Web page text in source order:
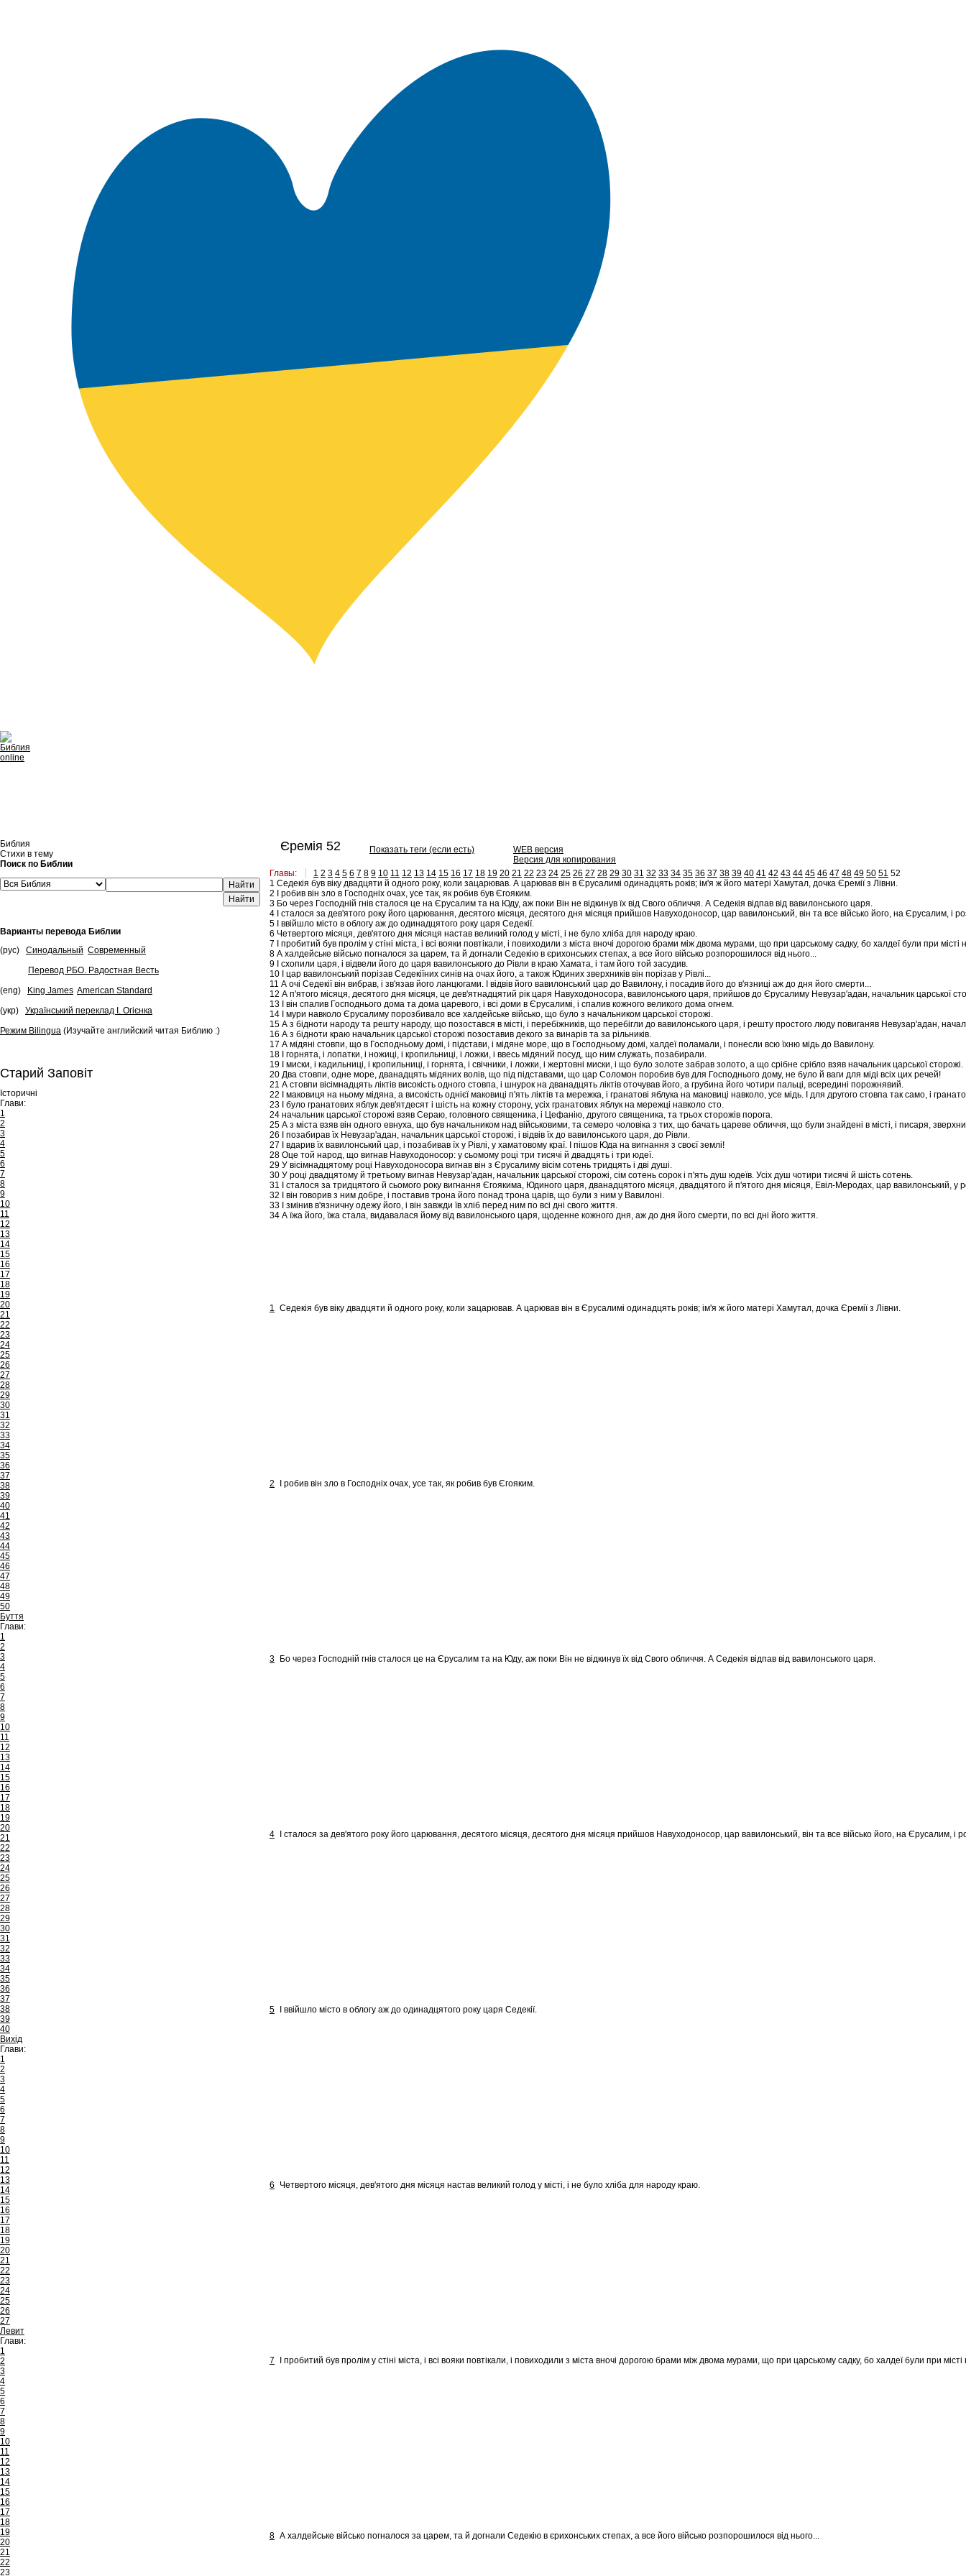
Библия
Стихи в тему
Поиск по Библии
Найти
Варианты перевода Библии
(рус)
Синодальный Современный
Перевод РБО. Радостная Весть
(eng)
King James American Standard
(укр)
Український переклад І. Огієнка
Режим Bilingua (Изучайте английский читая Библию :)
Старий Заповіт
Історичні
Глави:
1
2
3
4
5
6
7
8
9
10
11
12
13
14
15
16
17
18
19
20
21
22
23
24
25
26
27
28
29
30
31
32
33
34
35
36
37
38
39
40
41
42
43
44
45
46
47
48
49
50
Буття
Глави:
1
2
3
4
5
6
7
8
9
10
11
12
13
14
15
16
17
18
19
20
21
22
23
24
25
26
27
28
29
30
31
32
33
34
35
36
37
38
39
40
Вихід
Глави:
1
2
3
4
5
6
7
8
9
10
11
12
13
14
15
16
17
18
19
20
21
22
23
24
25
26
27
Левит
Глави:
1
2
3
4
5
6
7
8
9
10
11
12
13
14
15
16
17
18
19
20
21
22
23
Єремія 52 Показать теги (если есть)
WEB версия
Версия для копирования
Главы:
1 2 3 4 5 6 7 8 9 10 11 12 13 14 15 16 17 18 19 20 21 22 23 24 25 26 27 28 29 30 31 32 33 34 35 36 37 38 39 40 41 42 43 44 45 46 47 48 49 50 51 52
1 Седекія був віку двадцяти й одного року, коли зацарював. А царював він в Єрусалимі одинадцять років; ім'я ж його матері Хамутал, дочка Єремії з Лівни.
2 І робив він зло в Господніх очах, усе так, як робив був Єгояким.
3 Бо через Господній гнів сталося це на Єрусалим та на Юду, аж поки Він не відкинув їх від Свого обличчя. А Седекія відпав від вавилонського царя.
4 І сталося за дев'ятого року його царювання, десятого місяця, десятого дня місяця прийшов Навуходоносор, цар вавилонський, він та все військо його, на Єрусалим, і
5 І ввійшло місто в облогу аж до одинадцятого року царя Седекії.
6 Четвертого місяця, дев'ятого дня місяця настав великий голод у місті, і не було хліба для народу краю.
7 І пробитий був пролім у стіні міста, і всі вояки повтікали, і повиходили з міста вночі дорогою брами між двома мурами, що при царському садку, бо халдеї були при
8 А халдейське військо погналося за царем, та й догнали Седекію в єрихонських степах, а все його військо розпорошилося від нього...
9 І схопили царя, і відвели його до царя вавилонського до Рівли в краю Хамата, і там його той засудив.
10 І цар вавилонський порізав Седекіїних синів на очах його, а також Юдиних зверхників він порізав у Рівлі...
11 А очі Седекії він вибрав, і зв'язав його ланцюгами. І відвів його вавилонський цар до Вавилону, і посадив його до в'язниці аж до дня його смерти...
12 А п'ятого місяця, десятого дня місяця, це дев'ятнадцятий рік царя Навуходоносора, вавилонського царя, прийшов до Єрусалиму Невузар'адан, начальник царської
13 І він спалив Господнього дома та дома царевого, і всі доми в Єрусалимі, і спалив кожного великого дома огнем.
14 І мури навколо Єрусалиму порозбивало все халдейське військо, що було з начальником царської сторожі.
15 А з бідноти народу та решту народу, що позостався в місті, і перебіжників, що перебігли до вавилонського царя, і решту простого люду повиганяв Невузар'адан,
16 А з бідноти краю начальник царської сторожі позоставив декого за винарів та за рільників.
17 А мідяні стовпи, що в Господньому домі, і підстави, і мідяне море, що в Господньому домі, халдеї поламали, і понесли всю їхню мідь до Вавилону.
18 І горнята, і лопатки, і ножиці, і кропильниці, і ложки, і ввесь мідяний посуд, що ним служать, позабирали.
19 І миски, і кадильниці, і кропильниці, і горнята, і свічники, і ложки, і жертовні миски, і що було золоте забрав золото, а що срібне срібло взяв начальник царської сторожі.
20 Два стовпи, одне море, дванадцять мідяних волів, що під підставами, що цар Соломон поробив був для Господнього дому, не було й ваги для міді всіх цих речей!
21 А стовпи вісімнадцять ліктів високість одного стовпа, і шнурок на дванадцять ліктів оточував його, а грубина його чотири пальці, всередині порожнявий.
22 І маковиця на ньому мідяна, а високість однієї маковиці п'ять ліктів та мережка, і гранатові яблука на маковиці навколо, усе мідь. І для другого стовпа так само, і
23 І було гранатових яблук дев'ятдесят і шість на кожну сторону, усіх гранатових яблук на мережці навколо сто.
24 начальник царської сторожі взяв Сераю, головного священика, і Цефанію, другого священика, та трьох сторожів порога.
25 А з міста взяв він одного евнуха, що був начальником над військовими, та семеро чоловіка з тих, що бачать цареве обличчя, що були знайдені в місті, і писаря,
26 І позабирав їх Невузар'адан, начальник царської сторожі, і відвів їх до вавилонського царя, до Рівли.
27 І вдарив їх вавилонський цар, і позабивав їх у Рівлі, у хаматовому краї. І пішов Юда на вигнання з своєї землі!
28 Оце той народ, що вигнав Навуходоносор: у сьомому році три тисячі й двадцять і три юдеї.
29 У вісімнадцятому році Навуходоносора вигнав він з Єрусалиму вісім сотень тридцять і дві душі.
30 У році двадцятому й третьому вигнав Невузар'адан, начальник царської сторожі, сім сотень сорок і п'ять душ юдеїв. Усіх душ чотири тисячі й шість сотень.
31 І сталося за тридцятого й сьомого року вигнання Єгоякима, Юдиного царя, дванадцятого місяця, двадцятого й п'ятого дня місяця, Евіл-Меродах, цар
32 І він говорив з ним добре, і поставив трона його понад трона царів, що були з ним у Вавилоні.
33 І змінив в'язничну одежу його, і він завжди їв хліб перед ним по всі дні свого життя.
34 А їжа його, їжа стала, видавалася йому від вавилонського царя, щоденне кожного дня, аж до дня його смерти, по всі дні його життя.
1 Седекія був віку двадцяти й одного року, коли зацарював. А царював він в Єрусалимі одинадцять років; ім'я ж його матері Хамутал, дочка Єремії з Лівни.
2 І робив він зло в Господніх очах, усе так, як робив був Єгояким.
3 Бо через Господній гнів сталося це на Єрусалим та на Юду, аж поки Він не відкинув їх від Свого обличчя. А Седекія відпав від вавилонського царя.
4 І сталося за дев'ятого року його царювання, десятого місяця, десятого дня місяця прийшов Навуходоносор, цар вавилонський, він та все військо його, на Єрусалим,
5 І ввійшло місто в облогу аж до одинадцятого року царя Седекії.
6 Четвертого місяця, дев'ятого дня місяця настав великий голод у місті, і не було хліба для народу краю.
7 І пробитий був пролім у стіні міста, і всі вояки повтікали, і повиходили з міста вночі дорогою брами між двома мурами, що при царському садку, бо халдеї були при
8 А халдейське військо погналося за царем, та й догнали Седекію в єрихонських степах, а все його військо розпорошилося від нього...